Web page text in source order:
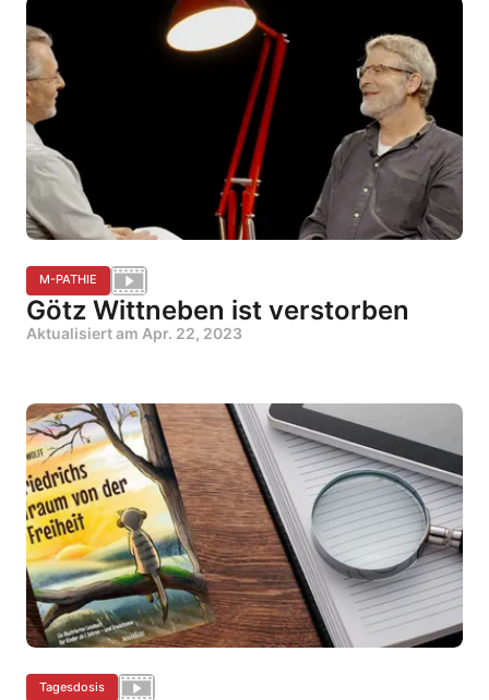
M-PATHIE
Götz Wittneben ist verstorben
Aktualisiert am Apr. 22, 2023
Tagesdosis